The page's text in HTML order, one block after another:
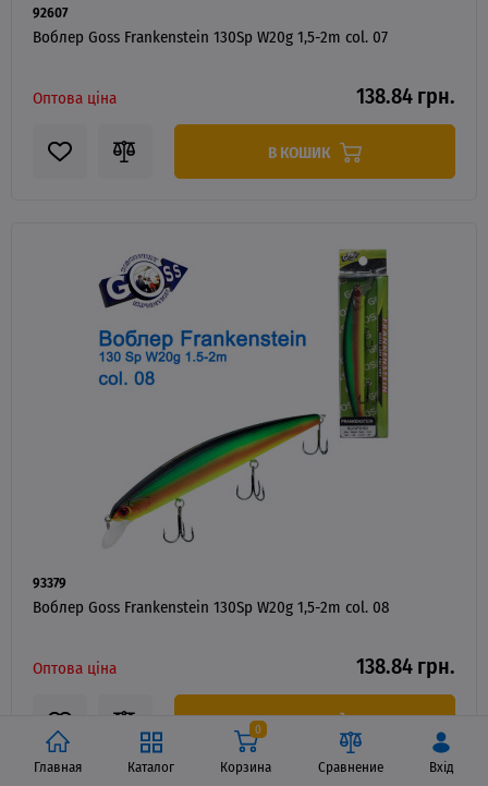
Главная Каталог Корзина
0
Сравнение Вхід
92607
Воблер Goss Frankenstein 130Sp W20g 1,5-2m col. 07
Оптова ціна 138.84 грн.
В КОШИК
93379
Воблер Goss Frankenstein 130Sp W20g 1,5-2m col. 08
Оптова ціна 138.84 грн.
В КОШИК